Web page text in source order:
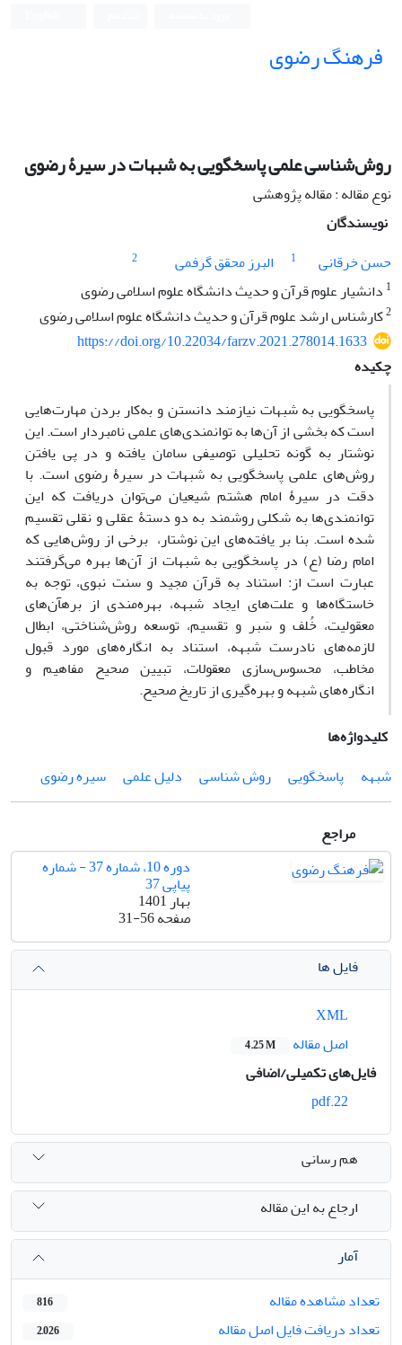
فرهنگ رضوی
روش‌شناسی علمی پاسخگویی به شبهات در سیرۀ رضوی
نوع مقاله : مقاله پژوهشی
نویسندگان
حسن خرقانی
1 البرز محقق گرفمی
2
1 دانشیار علوم قرآن و حدیث دانشگاه علوم اسلامى رضوى
2کارشناس ارشد علوم قرآن و حدیث دانشگاه علوم اسلامی رضوی
https://doi.org/10.22034/farzv.2021.278014.1633
چکیده
پاسخگویی به شبهات نیازمند دانستن و به‌کار بردن مهارت‌هایی
است که بخشی از آن‌ها به توانمندی‌های علمی نامبردار است. این
نوشتار به گونه تحلیلی توصیفی سامان یافته و در پی یافتن
روش‌های علمی پاسخگویی به شبهات در سیرۀ رضوی است. با
دقت در سیرۀ امام هشتم شیعیان می‌توان دریافت که این
توانمندی‌ها به شکلی روشمند به دو دستۀ عقلی و نقلی تقسیم
شده است. بنا بر یافته‌های این نوشتار، برخی از روش‌هایی که
امام رضا (ع) در پاسخگویی به شبهات از آن‌ها بهره می‌گرفتند
عبارت است از: استناد به قرآن مجید و سنت نبوی، توجه به
خاستگاه‌ها و علت‌های ایجاد شبهه، بهره‌مندی از برهآن‌های
معقولیت، خُلف و سَبر و تقسیم، توسعه روش‌شناختی، ابطال
لازمه‌های نادرست شبهه، استناد به انگاره‌های مورد قبول
مخاطب، محسوس‌سازی معقولات، تبیین صحیح مفاهیم و
انگاره‌های شبهه و بهره‌گیری از تاریخ صحیح.
کلیدواژه‌ها
شبهه
پاسخگویی روش شناسی دلیل علمی سیره رضوی
مراجع
دوره 10، شماره 37 - شماره
پیاپی 37
بهار 1401
صفحه31-56
فایل ها
اصل مقاله
4.25 M
فایل‌های تکمیلی/اضافی
هم رسانی
ارجاع به این مقاله
آمار
تعداد مشاهده مقاله
816
تعداد دریافت فایل اصل مقاله 2,026